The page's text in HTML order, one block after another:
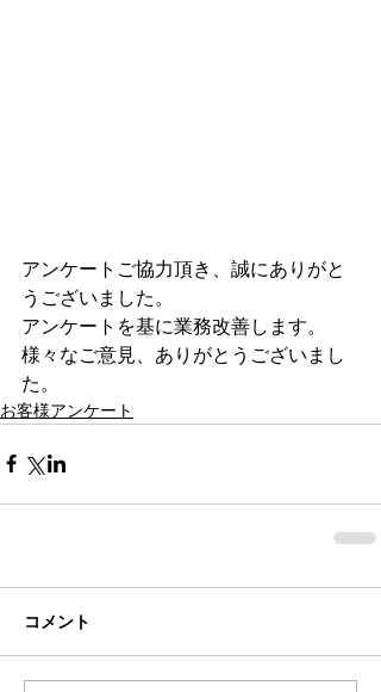
アンケートご協力頂き、誠にありがと
うございました。
アンケートを基に業務改善します。
様々なご意見、ありがとうございまし
た。
お客様アンケート
コメント